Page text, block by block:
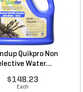
Quikpro Non
Water...
$148.23
Each